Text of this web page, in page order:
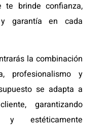
brinde confianza,
garantía en cada
la combinación
profesionalismo y
se adapta a
garantizando
y estéticamente